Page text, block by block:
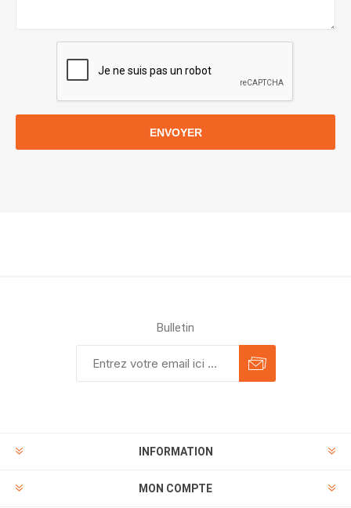
ENVOYER
Bulletin
INFORMATION
MON COMPTE